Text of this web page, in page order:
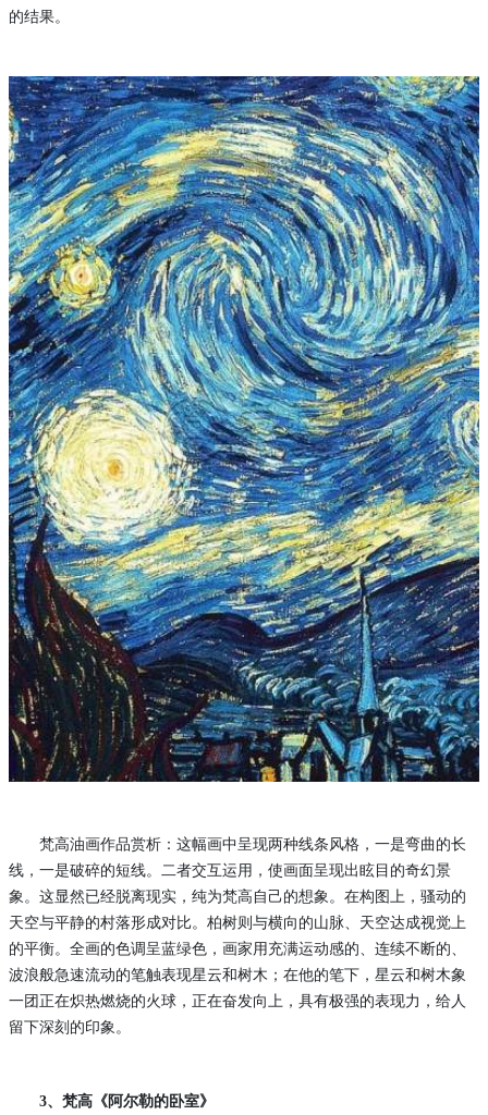
的结果。
梵高油画作品赏析：这幅画中呈现两种线条风格，一是弯曲的长
线，一是破碎的短线。二者交互运用，使画面呈现出眩目的奇幻景
象。这显然已经脱离现实，纯为梵高自己的想象。在构图上，骚动的
天空与平静的村落形成对比。柏树则与横向的山脉、天空达成视觉上
的平衡。全画的色调呈蓝绿色，画家用充满运动感的、连续不断的、
波浪般急速流动的笔触表现星云和树木；在他的笔下，星云和树木象
一团正在炽热燃烧的火球，正在奋发向上，具有极强的表现力，给人
留下深刻的印象。
3、梵高《阿尔勒的卧室》